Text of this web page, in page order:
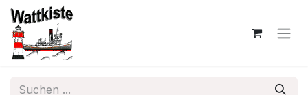
Zum Inhalt springen